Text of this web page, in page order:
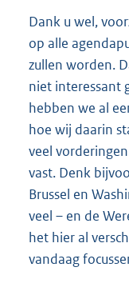
Dank u wel,
op alle
zullen worden.
niet interessant
hebben we al
hoe wij daarin
veel
vast. Denk
Brussel en
veel – en de
het hier al
vandaag